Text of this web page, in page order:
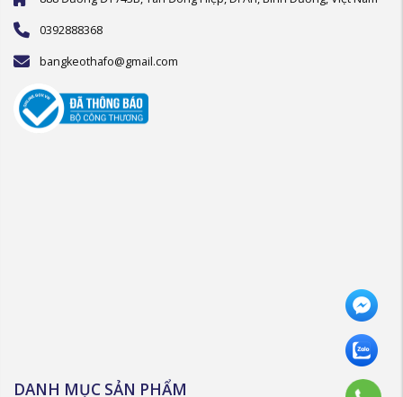
0392888368
bangkeothafo@gmail.com
DANH MỤC SẢN PHẨM